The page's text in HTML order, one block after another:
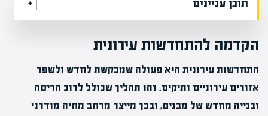
תוכן עניינים
הקדמה להתחדשות עירונית
התחדשות עירונית היא פעולה שמבקשת לחדש ולשפר
אזורים עירוניים ותיקים. זהו תהליך שכולל לרוב הריסה
ובנייה מחדש של מבנים, ובכך מייצר מרחב מחיה מודרני